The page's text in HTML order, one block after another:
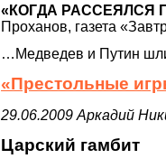
«КОГДА
Проханов, газета
…Медведев и Путин
«Престольные
29.06.2009 Аркадий
Царский гамбит